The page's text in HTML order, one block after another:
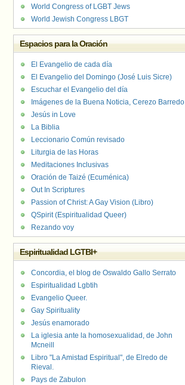
World Congress of LGBT Jews
World Jewish Congress LBGT
Espacios para la Oración
El Evangelio de cada día
El Evangelio del Domingo (José Luis Sicre)
Escuchar el Evangelio del día
Imágenes de la Buena Noticia, Cerezo Barredo
Jesús in Love
La Biblia
Leccionario Común revisado
Liturgia de las Horas
Meditaciones Inclusivas
Oración de Taizé (Ecuménica)
Out In Scriptures
Passion of Christ: A Gay Vision (Libro)
QSpirit (Espiritualidad Queer)
Rezando voy
Espiritualidad LGTBI+
Concordia, el blog de Oswaldo Gallo Serrato
Espiritualidad Lgbtih
Evangelio Queer.
Gay Spirituality
Jesús enamorado
La iglesia ante la homosexualidad, de John
Mcneill
Libro "La Amistad Espiritual", de Elredo de
Rieval.
Pays de Zabulon